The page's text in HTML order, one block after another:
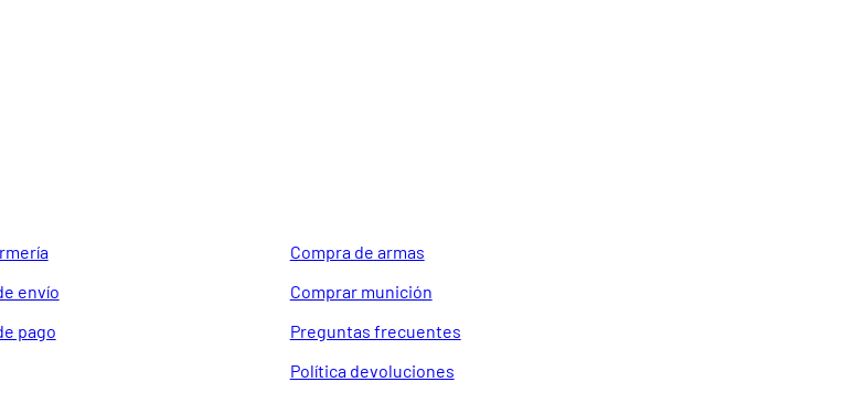
envío
pago
Compra de armas
Comprar munición
Preguntas frecuentes
Política devoluciones